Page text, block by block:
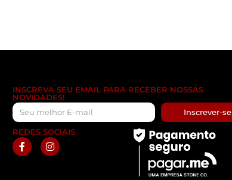
INSCREVA SEU EMAIL PARA RECEBER NOSSAS
NOVIDADES!
Inscrever-se
REDES SOCIAIS